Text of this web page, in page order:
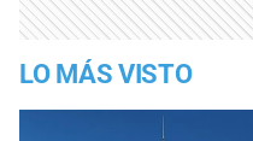
LO MÁS VISTO